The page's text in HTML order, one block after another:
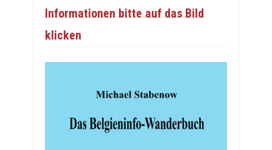
Informationen bitte auf das Bild
klicken